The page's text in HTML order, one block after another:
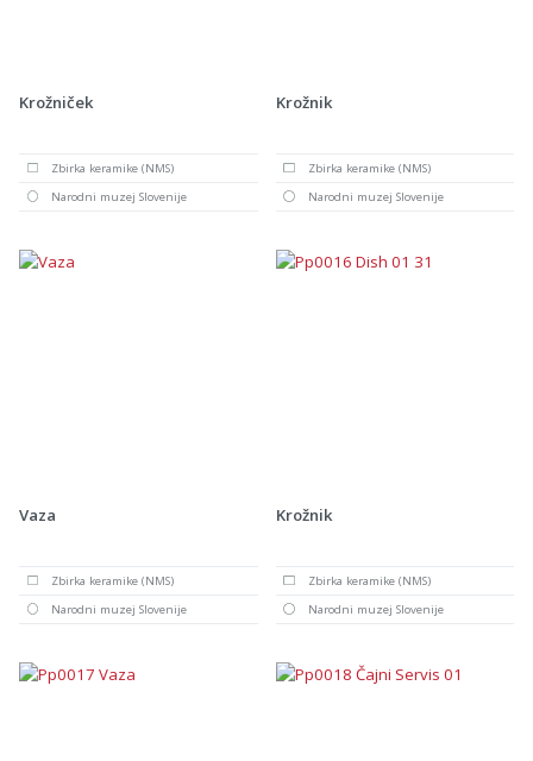
Krožniček
Zbirka keramike (NMS)
Narodni muzej Slovenije
Krožnik
Zbirka keramike (NMS)
Narodni muzej Slovenije
Vaza
Zbirka keramike (NMS)
Narodni muzej Slovenije
Krožnik
Zbirka keramike (NMS)
Narodni muzej Slovenije